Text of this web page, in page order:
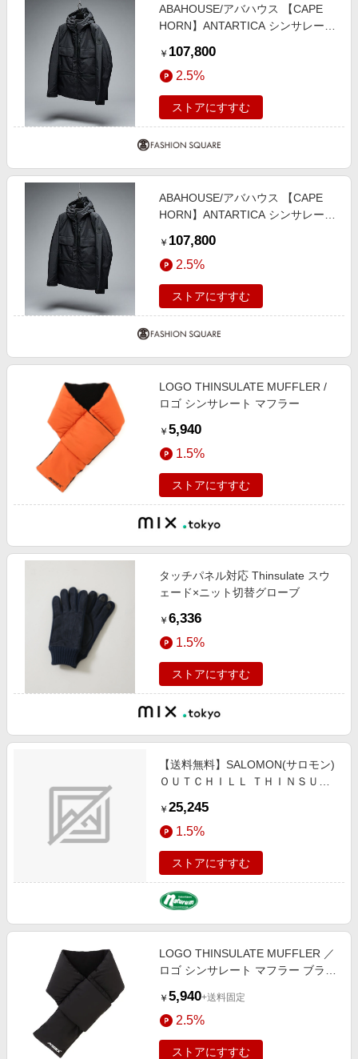
ABAHOUSE/アバハウス 【CAPE
HORN】ANTARTICA シンサレート
48
￥ 107,800
2.5%
ストアにすすむ
ABAHOUSE/アバハウス 【CAPE
HORN】ANTARTICA シンサレート
46
￥ 107,800
2.5%
ストアにすすむ
LOGO THINSULATE MUFFLER /
ロゴ シンサレート マフラー
￥ 5,940
1.5%
ストアにすすむ
タッチパネル対応 Thinsulate スウ
ェード×ニット切替グローブ
￥ 6,336
1.5%
ストアにすすむ
【送料無料】SALOMON(サロモン)
ＯＵＴＣＨＩＬＬ ＴＨＩＮＳＵＬ
２６．０ｃｍ ＲＵＢＢＥＲ／ＢＬ
ＡＣＫ／ＭＡＧＮＥＴ L47381900
￥ 25,245
1.5%
ストアにすすむ
LOGO THINSULATE MUFFLER ／
ロゴ シンサレート マフラー ブラッ
￥ 5,940+送料固定
2.5%
ストアにすすむ